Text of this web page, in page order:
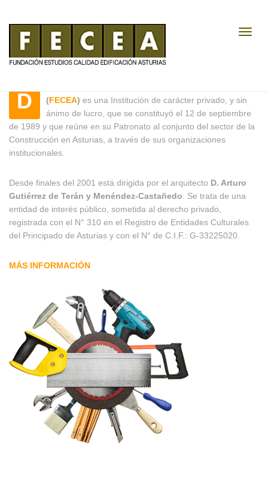
DESCUBRE FECEA
D
(FECEA) es una Institución de carácter privado, y sin
ánimo de lucro, que se constituyó el 12 de septiembre
de 1989 y que reúne en su Patronato al conjunto del sector de la
Construcción en Asturias, a través de sus organizaciones
institucionales.
Desde finales del 2001 está dirigida por el arquitecto D. Arturo
Gutiérrez de Terán y Menéndez-Castañedo . Se trata de una
entidad de interés público, sometida al derecho privado,
registrada con el N° 310 en el Registro de Entidades Culturales
del Principado de Asturias y con el N° de C.I.F.: G-33225020.
MÁS INFORMACIÓN